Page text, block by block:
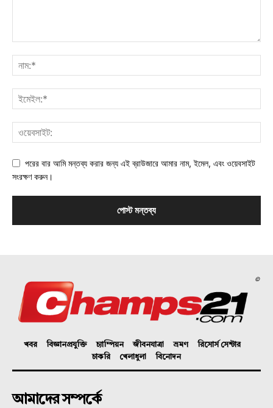
পরের বার আমি মন্তব্য করার জন্য এই ব্রাউজারে আমার নাম, ইমেল, এবং ওয়েবসাইট
সংরক্ষণ করুন।
©
খবর বিজ্ঞানপ্রযুক্তি চ্যাম্পিয়ন জীবনযাত্রা ভ্রমণ
রিসোর্স সেন্টার
চাকরি
খেলাধুলা বিনোদন
আমাদের সম্পর্কে